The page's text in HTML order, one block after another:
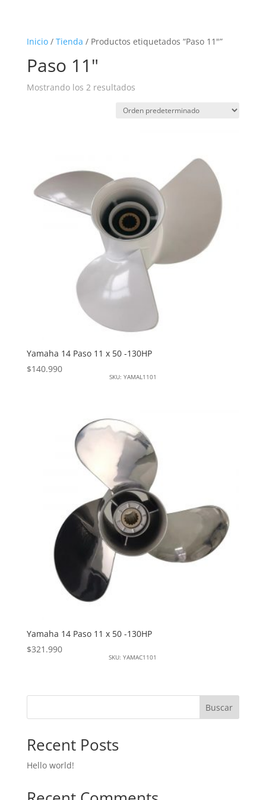
Inicio/ Tienda / Productos etiquetados “Paso 11"”
Paso 11"
Mostrando los 2 resultados
Yamaha 14 Paso 11 x 50 -130HP
$140.990
SKU: YAMAL1101
Yamaha 14 Paso 11 x 50 -130HP
$321.990
SKU: YAMAC1101
Buscar
Recent Posts
Hello world!